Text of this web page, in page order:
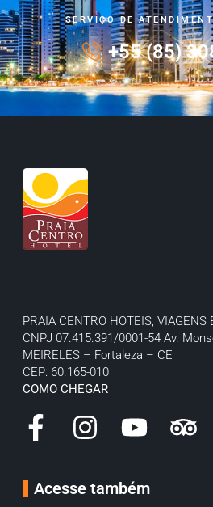
SERVIÇO DE
+55 (85)
PRAIA CENTRO HOTEIS, VIAGENS
CNPJ 07.415.391/0001-54 Av.
MEIRELES – Fortaleza – CE
CEP: 60.165-010
COMO CHEGAR
Acesse também